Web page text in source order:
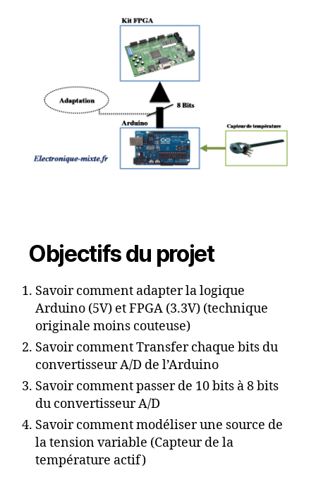
Objectifs du projet
Savoir comment adapter la logique
Arduino (5V) et FPGA (3.3V) (technique
originale moins couteuse)
Savoir comment Transfer chaque bits du
convertisseur A/D de l’Arduino
Savoir comment passer de 10 bits à 8 bits
du convertisseur A/D
Savoir comment modéliser une source de
la tension variable (Capteur de la
température actif)